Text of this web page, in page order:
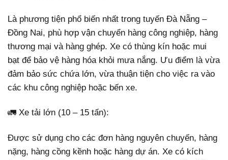
Là phương tiện phổ biến nhất trong tuyến Đà Nẵng –
Đồng Nai, phù hợp vận chuyển hàng công nghiệp, hàng
thương mại và hàng ghép. Xe có thùng kín hoặc mui
bạt để bảo vệ hàng hóa khỏi mưa nắng. Ưu điểm là vừa
đảm bảo sức chứa lớn, vừa thuận tiện cho việc ra vào
các khu công nghiệp hoặc bến xe.
🚛 Xe tải lớn (10 – 15 tấn):
Được sử dụng cho các đơn hàng nguyên chuyến, hàng
nặng, hàng cồng kềnh hoặc hàng dự án. Xe có kích